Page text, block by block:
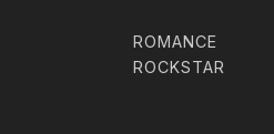
ROMANCE
ROCKSTAR